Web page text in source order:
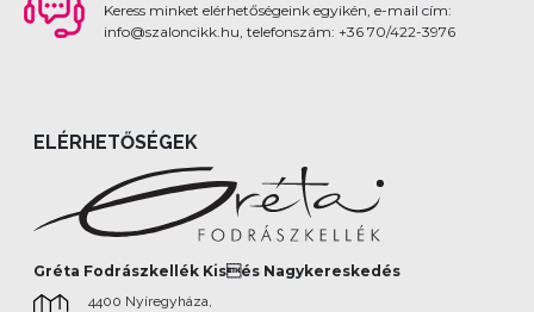
Keress minket elérhetőségeink egyikén, e-mail cím:
info@szaloncikk.hu, telefonszám: +36 70/422-3976
ELÉRHETŐSÉGEK
Gréta Fodrászkellék Kisés Nagykereskedés
4400 Nyíregyháza,